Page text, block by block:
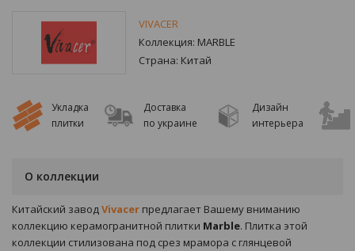
VIVACER
Коллекция: MARBLE
Страна: Китай
Укладка
плитки
Доставка
по украине
Дизайн
интерьера
О коллекции
Китайский заводVivacer предлагает Вашему вниманию
коллекцию керамогранитной плитки Marble. Плитка этой
коллекции стилизована под срез мрамора с глянцевой